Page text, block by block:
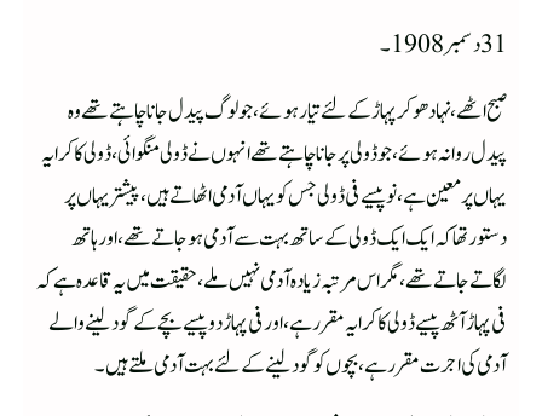
31دسمبر1908 ۔
صبح اٹھے ،نہا دھوکر پہاڑ کے لئے تیار ہوئے،جولوگ پیدل جانا چاہتے تھے وہ
پیدل روانہ ہوئے،جو ڈولی پرجانا چاہتے تھے انہوں نے ڈولی منگوائی،ڈولی کا کرایہ
یہاں پر معین ہے، نو پیسے فی ڈولی جس کو یہاں آدمی اٹھاتے ہیں،پیشتر یہاں پر
دستور تھا کہ ایک ایک ڈولی کے ساتھ بہت سے آدمی ہوجاتے تھے،اور ہاتھ
لگاتے جاتے تھے،مگر اس مرتبہ زیادہ آدمی نہیں ملے،حقیقت میں یہ قاعدہ ہے کہ
فی پہاڑآٹھ پیسے ڈولی کا کرایہ مقرر ہے،اور فی پہاڑ دوپیسے بچے کے گود لینے والے
آدمی کی اجرت مقرر ہے،بچوں کو گود لینے کے لئے بہت آدمی ملتے ہیں۔